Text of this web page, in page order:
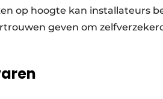
op hoogte kan installateurs
geven om